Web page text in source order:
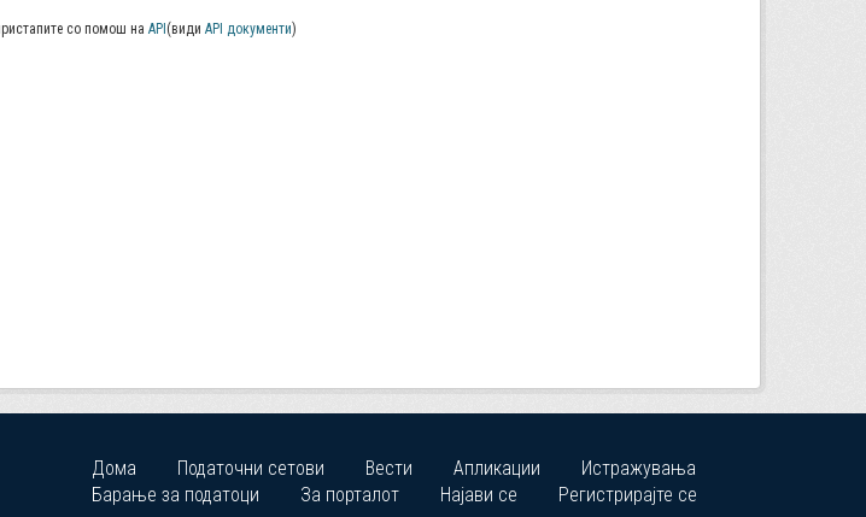
со помош на API (види API документи)
Дома Податочни сетови Вести Апликации
Истражувања
Барање за податоци
За порталот Најави се Регистрирајте се